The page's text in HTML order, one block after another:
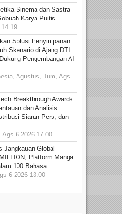
Sinema dan Sastra
Karya Puitis
Solusi Penyimpanan
Skenario di Ajang DTI
Pengembangan AI
Agustus, Jum, Ags
Breakthrough Awards
dan Analisis
Siaran Pers, dan
Ags 6 2026 17.00
Jangkauan Global
Platform Manga
100 Bahasa
6 2026 13.00